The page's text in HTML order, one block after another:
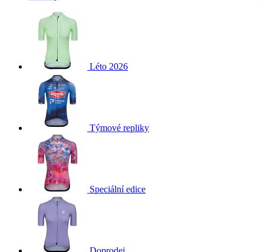
Léto 2026
Týmové repliky
Speciální edice